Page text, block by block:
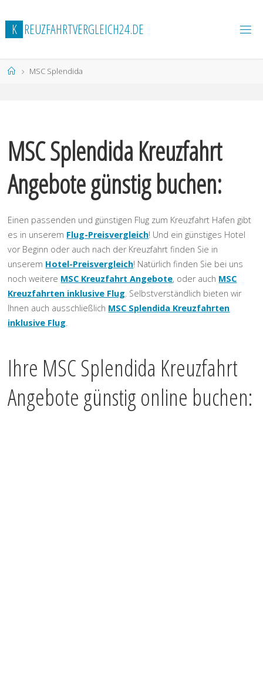
Inhalt
springen
K REUZFAHRTVERGLEICH24.DE
StartMSC Splendida
MSC Splendida Kreuzfahrt
Angebote günstig buchen:
Einen passenden und günstigen Flug zum Kreuzfahrt Hafen gibt
es in unserem Flug-Preisvergleich! Und ein günstiges Hotel
vor Beginn oder auch nach der Kreuzfahrt finden Sie in
unserem Hotel-Preisvergleich! Natürlich finden Sie bei uns
noch weitere MSC Kreuzfahrt Angebote, oder auch MSC
Kreuzfahrten inklusive Flug. Selbstverständlich bieten wir
Ihnen auch ausschließlich MSC Splendida Kreuzfahrten
inklusive Flug.
Ihre MSC Splendida Kreuzfahrt
Angebote günstig online buchen: